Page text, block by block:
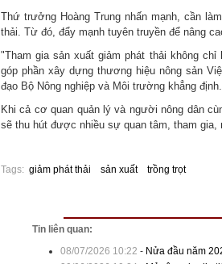
Thứ trưởng Hoàng Trung nhấn mạnh, cần
thải. Từ đó, đẩy mạnh tuyên truyền để nâng
"Tham gia sản xuất giảm phát thải không
góp phần xây dựng thương hiệu nông sản
đạo Bộ Nông nghiệp và Môi trường khẳng định.
Khi cả cơ quan quản lý và người nông dân
sẽ thu hút được nhiều sự quan tâm, tham
Tags: giảm phát thải sản xuất trồng trọt
Tin liên quan:
08/07/2026 10:22 - Nửa đầu năm